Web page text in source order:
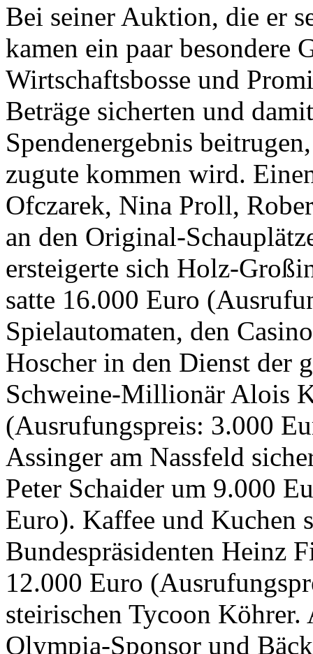
Bei seiner Auktion, die er
kamen ein paar besondere
Wirtschaftsbosse und
Beträge sicherten und
Spendenergebnis
zugute kommen wird.
Ofczarek, Nina Proll,
an den Original-
ersteigerte sich Holz-
satte 16.000 Euro
Spielautomaten, den
Hoscher in den Dienst der
Schweine-Millionär Alois
(Ausrufungspreis: 3.000
Assinger am Nassfeld
Peter Schaider um 9.000
Euro). Kaffee und Kuchen
Bundespräsidenten Heinz
12.000 Euro
steirischen Tycoon
Olympia-Sponsor und